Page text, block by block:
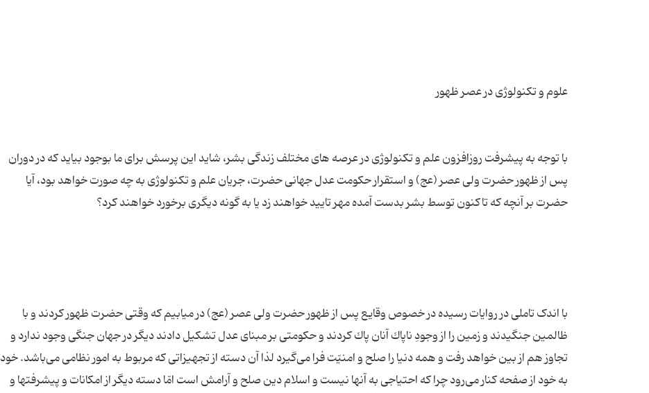
با توجه به پیشرفت روزافزون علم و تکنولوژی در عرصه های مختلف زندگی بشر، شاید این پرسش برای ما بوجود بیاید که در دوران
پس از ظهور حضرت ولی عصر (عج) و استقرار حکومت عدل جهانی حضرت، جریان علم و تکنولوژی به چه صورت خواهد بود، آیا
با اندک تاملی در روایات رسیده در خصوص وقایع پس از ظهور حضرت ولی عصر (عج) در میابیم که وقتی حضرت ظهور كردند و با
ظالمین جنگیدند و زمین را از وجودِ ناپاك آنان پاك كردند و حكومتی بر مبنای عدل تشكیل دادند دیگر در جهان جنگی وجود ندارد و
تجاوز هم از بین خواهد رفت و همه دنیا را صلح و امنیّت فرا می‌گیرد لذا آن دسته از تجهیزاتی كه مربوط به امور نظامی می‌باشد. خود
به خود از صفحه كنار می‌رود چرا كه احتیاجی به آنها نیست و اسلام دین صلح و آرامش است امّا دسته دیگر از امكانات و پیشرفتها و